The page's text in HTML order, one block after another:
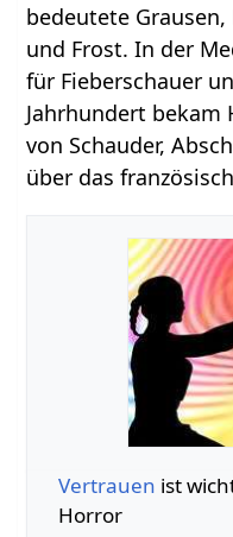
bedeutete
und Frost. In der
für Fieberschauer
Jahrhundert bekam
von Schauder,
über das
Vertrauen ist
Horror